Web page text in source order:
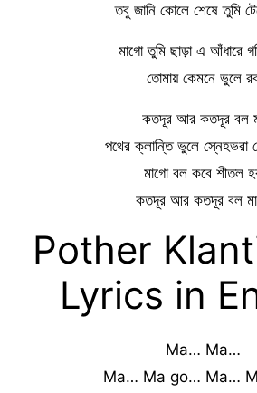
তবু জানি কোলে শেষে তুমি
মাগো তুমি ছাড়া এ আঁধারে
তোমায় কেমনে ভুলে
কতদূর আর কতদূর বল
পথের ক্লান্তি ভুলে স্নেহভরা
মাগো বল কবে শীতল
কতদূর আর কতদূর বল
Pother
Lyrics in
Ma… Ma…
Ma… Ma go… Ma…